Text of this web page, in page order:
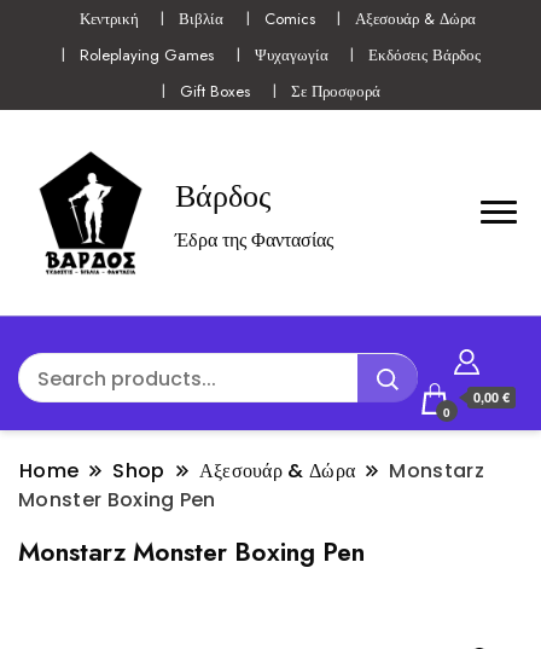
Κεντρική Βιβλία Comics
Αξεσουάρ & Δώρα
Roleplaying Games
Ψυχαγωγία
Εκδόσεις Βάρδος
Gift Boxes
Σε Προσφορά
Βάρδος
Έδρα της Φαντασίας
0
0,00 €
Home Shop Αξεσουάρ & Δώρα
Monstarz
Monster Boxing Pen
Monstarz Monster Boxing Pen